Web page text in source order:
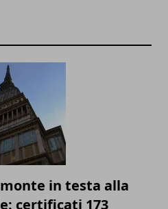
in testa alla
certificati 173